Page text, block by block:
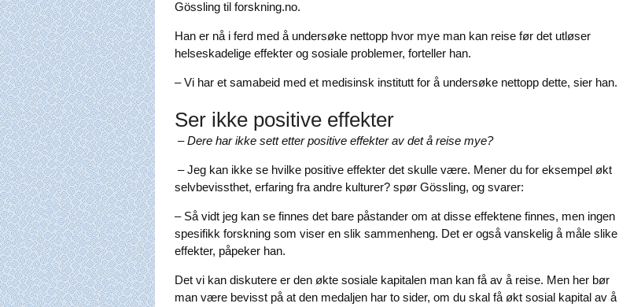
Gössling til forskning.no.
Han er nå i ferd med å undersøke nettopp hvor mye man kan reise før det utløser
helseskadelige effekter og sosiale problemer, forteller han.
– Vi har et samabeid med et medisinsk institutt for å undersøke nettopp dette, sier han.
Ser ikke positive effekter
– Dere har ikke sett etter positive effekter av det å reise mye?
– Jeg kan ikke se hvilke positive effekter det skulle være. Mener du for eksempel økt
selvbevissthet, erfaring fra andre kulturer? spør Gössling, og svarer:
– Så vidt jeg kan se finnes det bare påstander om at disse effektene finnes, men ingen
spesifikk forskning som viser en slik sammenheng. Det er også vanskelig å måle slike
effekter, påpeker han.
Det vi kan diskutere er den økte sosiale kapitalen man kan få av å reise. Men her bør
man være bevisst på at den medaljen har to sider, om du skal få økt sosial kapital av å